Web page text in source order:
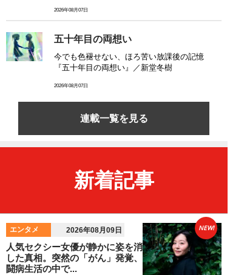
2026年08月07日
五十年目の両想い
今でも色褪せない、ほろ苦い放課後の記憶
『五十年目の両想い』／新堂冬樹
2026年08月07日
連載一覧を見る
新着記事
エンタメ 2026年08月09日
人気セクシー女優が静かに姿を消
した真相。突然の「がん」発覚、
闘病生活の中で...
NEW!